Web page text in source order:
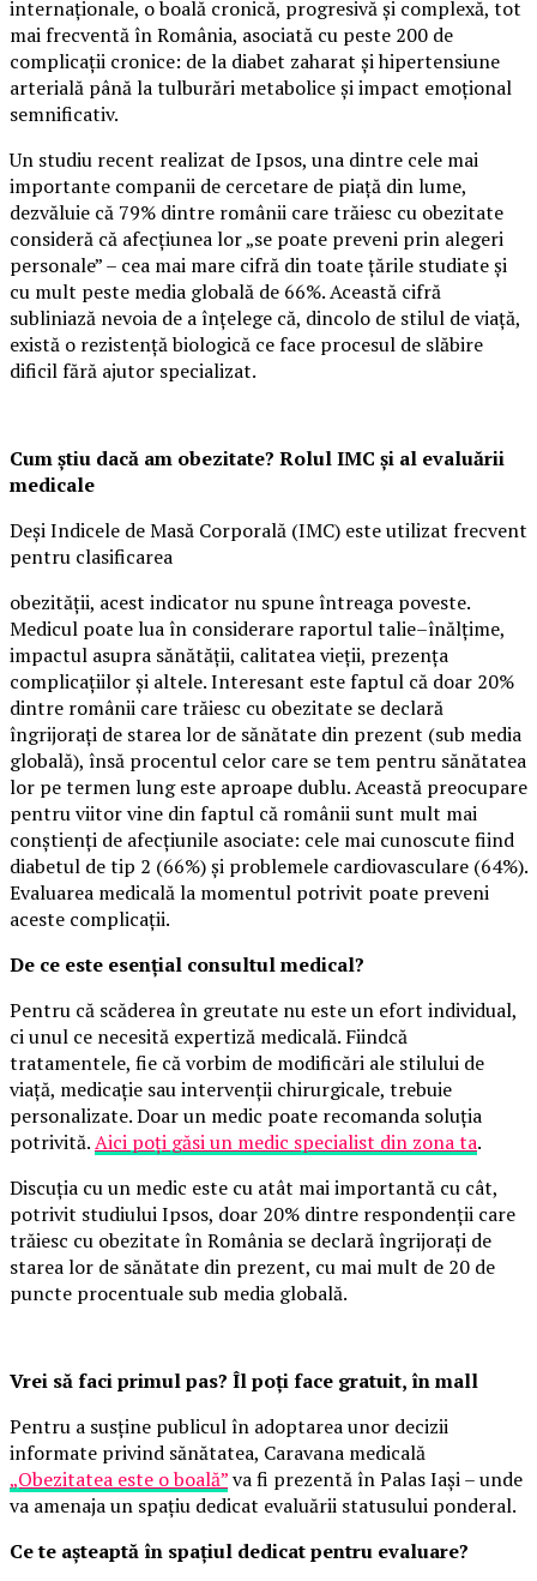
internaționale, o boală cronică, progresivă și complexă, tot
mai frecventă în România, asociată cu peste 200 de
complicații cronice: de la diabet zaharat și hipertensiune
arterială până la tulburări metabolice și impact emoțional
semnificativ.
Un studiu recent realizat de Ipsos, una dintre cele mai
importante companii de cercetare de piață din lume,
dezvăluie că 79% dintre românii care trăiesc cu obezitate
consideră că afecțiunea lor „se poate preveni prin alegeri
personale” – cea mai mare cifră din toate țările studiate și
cu mult peste media globală de 66%. Această cifră
subliniază nevoia de a înțelege că, dincolo de stilul de viață,
există o rezistență biologică ce face procesul de slăbire
dificil fără ajutor specializat.
Cum știu dacă am obezitate? Rolul IMC și al evaluării
medicale
Deși Indicele de Masă Corporală (IMC) este utilizat frecvent
pentru clasificarea
obezității, acest indicator nu spune întreaga poveste.
Medicul poate lua în considerare raportul talie–înălțime,
impactul asupra sănătății, calitatea vieții, prezența
complicațiilor și altele. Interesant este faptul că doar 20%
dintre românii care trăiesc cu obezitate se declară
îngrijorați de starea lor de sănătate din prezent (sub media
globală), însă procentul celor care se tem pentru sănătatea
lor pe termen lung este aproape dublu. Această preocupare
pentru viitor vine din faptul că românii sunt mult mai
conștienți de afecțiunile asociate: cele mai cunoscute fiind
diabetul de tip 2 (66%) și problemele cardiovasculare (64%).
Evaluarea medicală la momentul potrivit poate preveni
aceste complicații.
De ce este esențial consultul medical?
Pentru că scăderea în greutate nu este un efort individual,
ci unul ce necesită expertiză medicală. Fiindcă
tratamentele, fie că vorbim de modificări ale stilului de
viață, medicație sau intervenții chirurgicale, trebuie
personalizate. Doar un medic poate recomanda soluția
potrivită.Aici poți găsi un medic specialist din zona ta.
Discuția cu un medic este cu atât mai importantă cu cât,
potrivit studiului Ipsos, doar 20% dintre respondenții care
trăiesc cu obezitate în România se declară îngrijorați de
starea lor de sănătate din prezent, cu mai mult de 20 de
puncte procentuale sub media globală.
Vrei să faci primul pas? Îl poți face gratuit, în mall
Pentru a susține publicul în adoptarea unor decizii
informate privind sănătatea, Caravana medicală
„Obezitatea este o boală”va fi prezentă în Palas Iași – unde
va amenaja un spațiu dedicat evaluării statusului ponderal.
Ce te așteaptă în spațiul dedicat pentru evaluare?